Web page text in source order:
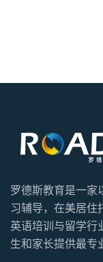
罗德斯教育是一家
习辅导，在美居住
英语培训与留学行
生和家长提供最专